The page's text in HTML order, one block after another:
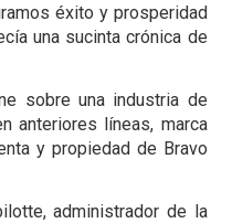
éxito y prosperidad
una sucinta crónica de
sobre una industria de
anteriores líneas, marca
y propiedad de Bravo
administrador de la